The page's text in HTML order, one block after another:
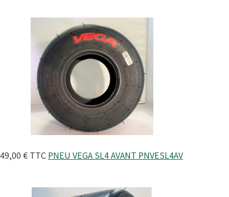
49,00 € TTC PNEU VEGA SL4 AVANT PNVESL4AV